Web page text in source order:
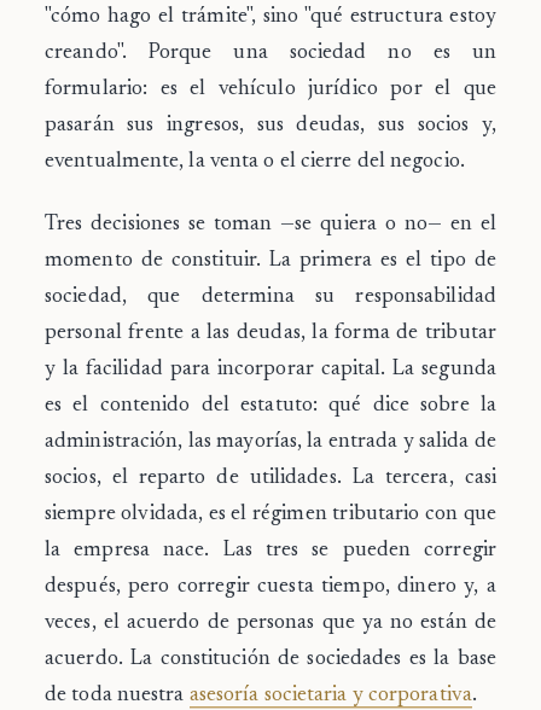
"cómo hago el trámite", sino "qué estructura estoy
creando". Porque una sociedad no es un
formulario: es el vehículo jurídico por el que
pasarán sus ingresos, sus deudas, sus socios y,
eventualmente, la venta o el cierre del negocio.
Tres decisiones se toman —se quiera o no— en el
momento de constituir. La primera esel tipo de
sociedad, que determina su responsabilidad
personal frente a las deudas, la forma de tributar
y la facilidad para incorporar capital. La segunda
esel contenido del estatuto: qué dice sobre la
administración, las mayorías, la entrada y salida de
socios, el reparto de utilidades. La tercera, casi
siempre olvidada, esel régimen tributario con que
la empresa nace. Las tres se pueden corregir
después, pero corregir cuesta tiempo, dinero y, a
veces, el acuerdo de personas que ya no están de
acuerdo. La constitución de sociedades es la base
de toda nuestra asesoría societaria y corporativa.